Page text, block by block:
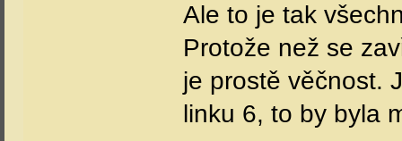
Ale to je tak
Protože než se
je prostě věčnost.
linku 6, to by byla